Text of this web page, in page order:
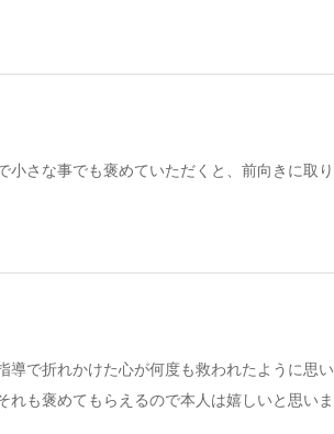
小さな事でも褒めていただくと、前向きに取り
導で折れかけた心が何度も救われたように思い
も褒めてもらえるので本人は嬉しいと思いま